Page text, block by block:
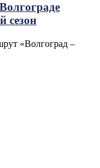
сезон
«Волгоград –